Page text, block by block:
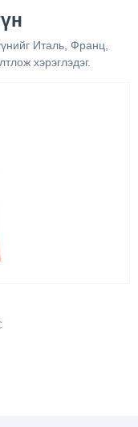
Италь, Франц,
хэрэглэдэг.